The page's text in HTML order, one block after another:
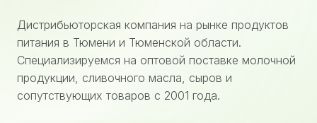
Дистрибьюторская компания на рынке продуктов
питания в Тюмени и Тюменской области.
Специализируемся на оптовой поставке молочной
продукции, сливочного масла, сыров и
сопутствующих товаров с 2001 года.